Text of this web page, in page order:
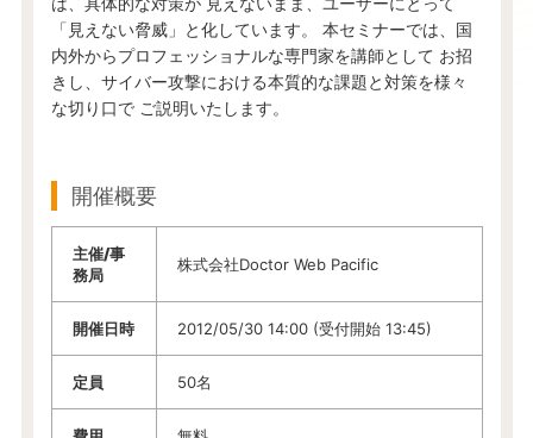
「見えない脅威」と化しています。 本セミナーでは、国
内外からプロフェッショナルな専門家を講師として お招
きし、サイバー攻撃における本質的な課題と対策を様々
な切り口で ご説明いたします。
開催概要
主催/事
務局
株式会社Doctor Web Pacific
開催日時 2012/05/30 14:00 (受付開始 13:45)
定員 50名